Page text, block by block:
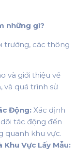
những gì?
trường, các thông
và giới thiệu về
và quá trình sử
Động: Xác định
tác động đến
quanh khu vực.
Vực Lấy Mẫu: